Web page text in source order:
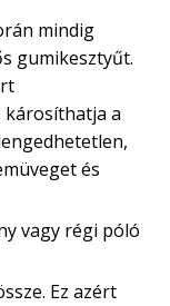
mindig
gumikesztyűt.
károsíthatja a
és
vagy régi póló
Ez azért